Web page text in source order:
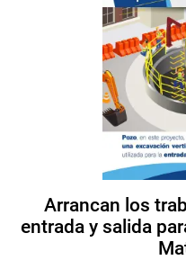
Arrancan los
entrada y salida